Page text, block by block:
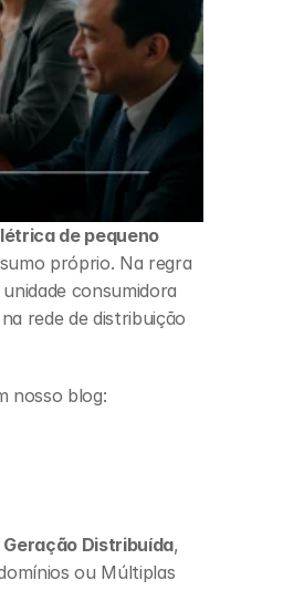
de pequeno
próprio. Na regra
consumidora
rede de distribuição
nosso blog:
Distribuída,
ou Múltiplas